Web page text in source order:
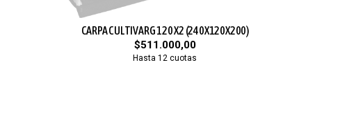
CARPA CULTIVARG 120 X2 (240X120X200)
$511.000,00
Hasta 12 cuotas